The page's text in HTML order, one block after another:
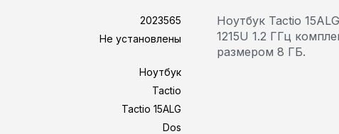
2023565
Не установлены
Ноутбук
Tactio
Tactio 15ALG
Dos
Ноутбук Tactio
1215U 1.2 ГГц
размером 8 ГБ.